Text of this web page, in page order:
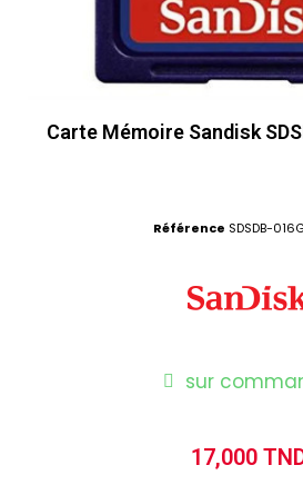
Carte Mémoire Sandisk
Référence SDSDB-
sur
17,000